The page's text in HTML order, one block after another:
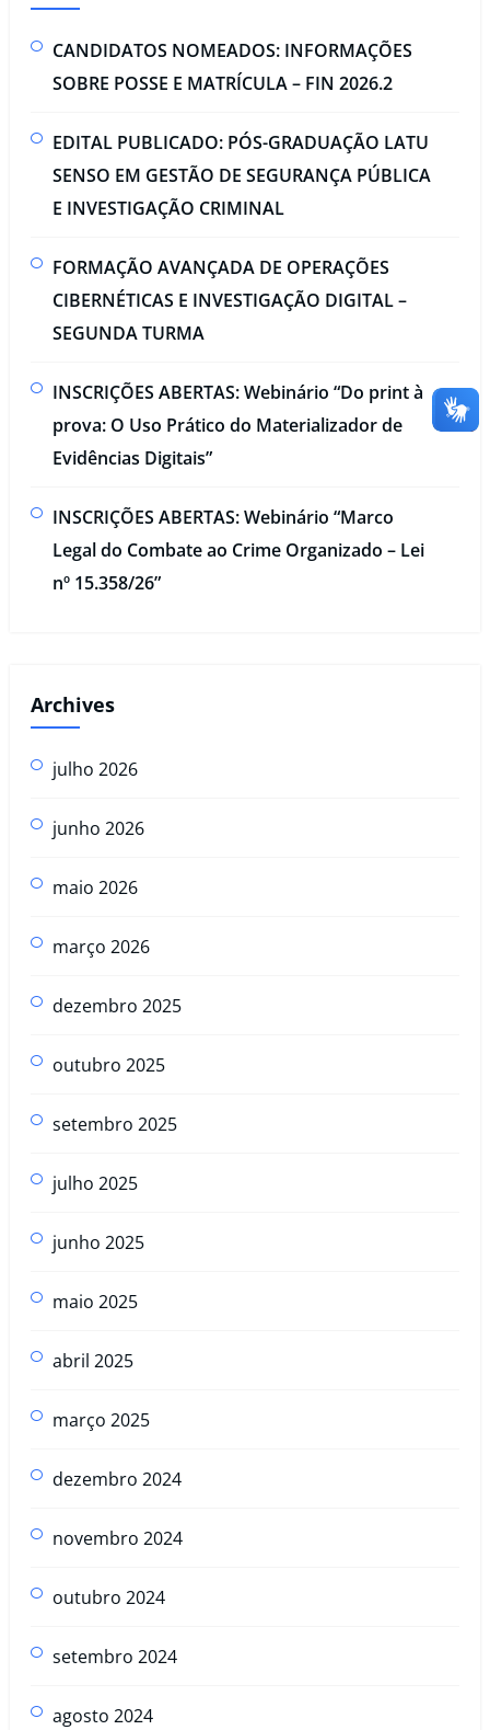
CANDIDATOS NOMEADOS: INFORMAÇÕES
SOBRE POSSE E MATRÍCULA – FIN 2026.2
EDITAL PUBLICADO: PÓS-GRADUAÇÃO LATU
SENSO EM GESTÃO DE SEGURANÇA PÚBLICA
E INVESTIGAÇÃO CRIMINAL​
FORMAÇÃO AVANÇADA DE OPERAÇÕES
CIBERNÉTICAS E INVESTIGAÇÃO DIGITAL –
SEGUNDA TURMA​
INSCRIÇÕES ABERTAS: Webinário “Do print à
prova: O Uso Prático do Materializador de
Evidências Digitais”​
INSCRIÇÕES ABERTAS: Webinário “Marco
Legal do Combate ao Crime Organizado – Lei
nº 15.358/26”
Archives
julho 2026
junho 2026
maio 2026
março 2026
dezembro 2025
outubro 2025
setembro 2025
julho 2025
junho 2025
maio 2025
abril 2025
março 2025
dezembro 2024
novembro 2024
outubro 2024
setembro 2024
agosto 2024